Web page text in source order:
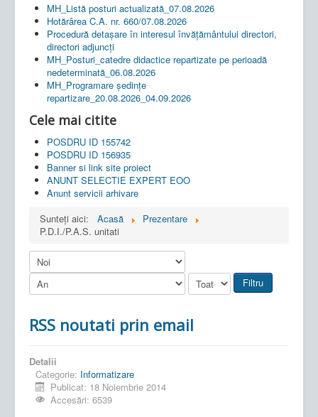
MH_Listă posturi actualizată_07.08.2026
Hotărârea C.A. nr. 660/07.08.2026
Procedură detașare în interesul învățământului directori,
directori adjuncți
MH_Posturi_catedre didactice repartizate pe perioadă
nedeterminată_06.08.2026
MH_Programare ședințe
repartizare_20.08.2026_04.09.2026
Cele mai citite
POSDRU ID 155742
POSDRU ID 156935
Banner si link site proiect
ANUNT SELECTIE EXPERT EOO
Anunt servicii arhivare
Sunteți aici:
Acasă
Prezentare
P.D.I./P.A.S. unitati
Filtru
RSS noutati prin email
Detalii
Categorie: Informatizare
Publicat: 18 Noiembrie 2014
Accesări: 6539